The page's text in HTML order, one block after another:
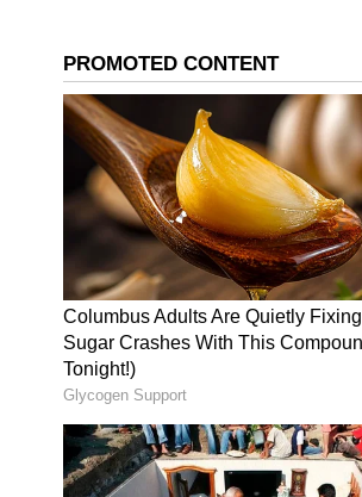
potato
ఒక వాదన ప్రకారం.. బంగాళాదుంపలు
కూడా పెంచుతాయి. ఎందుకంటే వీటిలో
కారకాలన్నీ బరువు పెరగడానికి,